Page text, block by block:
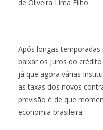
de Oliveira Lima Filho.
Após longas
baixar os juros do
já que agora várias
as taxas dos novos
previsão é de que
economia brasileira.